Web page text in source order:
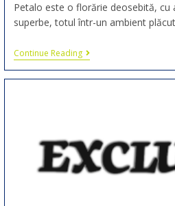
Petalo este o florărie deosebită, cu
superbe, totul într-un ambient
Continue Reading